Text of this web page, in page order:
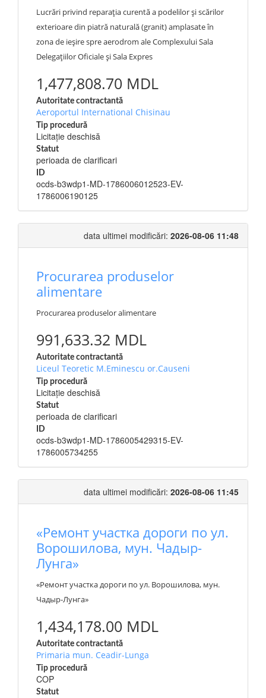
Lucrări privind reparația curentă a podelilor și scărilor
exterioare din piatră naturală (granit) amplasate în
zona de ieșire spre aerodrom ale Complexului Sala
Delegațiilor Oficiale și Sala Expres
1,477,808.70 MDL
Autoritate contractantă
Aeroportul International Chisinau
Tip procedură
Licitație deschisă
Statut
perioada de clarificari
ID
ocds-b3wdp1-MD-1786006012523-EV-
1786006190125
data ultimei modificări: 2026-08-06 11:48
Procurarea produselor
alimentare
Procurarea produselor alimentare
991,633.32 MDL
Autoritate contractantă
Liceul Teoretic M.Eminescu or.Causeni
Tip procedură
Licitație deschisă
Statut
perioada de clarificari
ID
ocds-b3wdp1-MD-1786005429315-EV-
1786005734255
data ultimei modificări: 2026-08-06 11:45
«Ремонт участка дороги по ул.
Ворошилова, мун. Чадыр-
Лунга»
«Ремонт участка дороги по ул. Ворошилова, мун.
Чадыр-Лунга»
1,434,178.00 MDL
Autoritate contractantă
Primaria mun. Ceadir-Lunga
Tip procedură
COP
Statut